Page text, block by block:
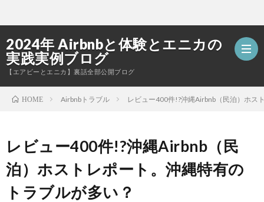
2024年 Airbnbと体験とエニカの
実践実例ブログ
【エアビーとエニカ】裏話全部公開ブログ
HOME Airbnbトラブル レビュー400件!?沖縄Airbnb（民泊）ホス
レビュー400件!?沖縄Airbnb（民
泊）ホストレポート。沖縄特有の
トラブルが多い？